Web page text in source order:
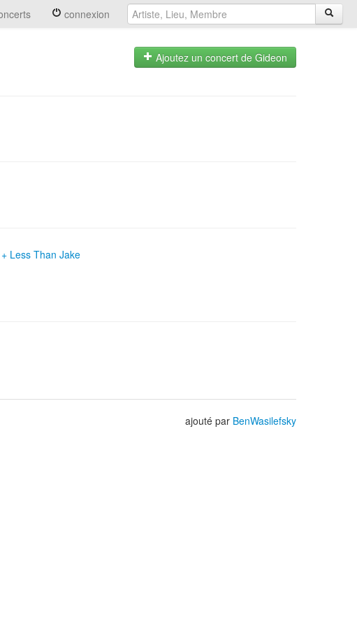
connexion
Ajoutez un concert de Gideon
Less Than Jake
ajouté par BenWasilefsky